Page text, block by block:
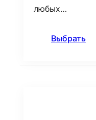
любых…
Выбрать